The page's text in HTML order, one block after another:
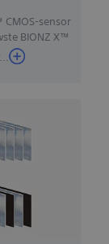
sensor
BIONZ X™